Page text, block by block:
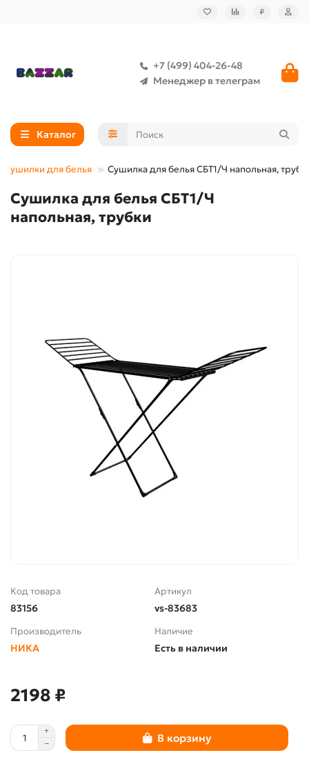
₽
+7 (499) 404-26-48
Менеджер в телеграм
Каталог
Сушилки для белья Сушилка для белья СБТ1/Ч напольная,
Сушилка для белья СБТ1/Ч
напольная, трубки
Код товара
83156
Артикул
vs-83683
Производитель
НИКА
Наличие
Есть в наличии
2198 ₽
В корзину